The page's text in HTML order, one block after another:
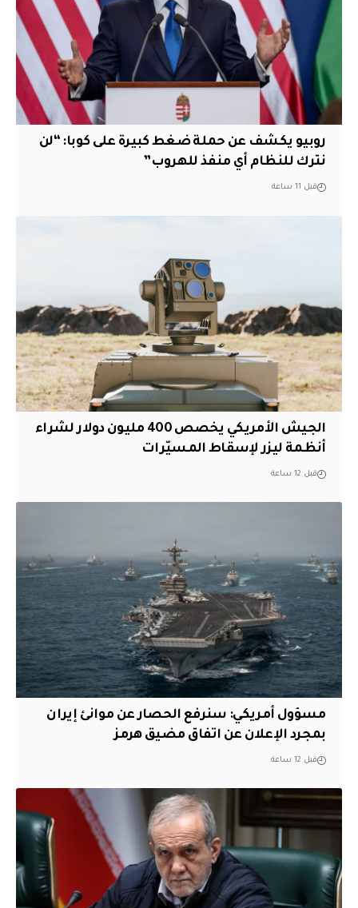
روبيو يكشف عن حملة ضغط كبيرة على كوبا: “لن
نترك للنظام أي منفذ للهروب”
قبل 11 ساعة
الجيش الأمريكي يخصص 400 مليون دولار لشراء
أنظمة ليزر لإسقاط المسيّرات
قبل 12 ساعة
مسؤول أمريكي: سنرفع الحصار عن موانئ إيران
بمجرد الإعلان عن اتفاق مضيق هرمز
قبل 12 ساعة